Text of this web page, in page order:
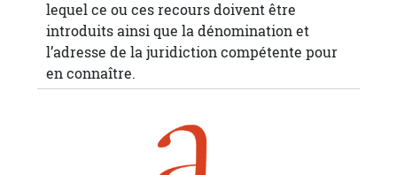
lequel ce ou ces recours doivent être
introduits ainsi que la dénomination et
l’adresse de la juridiction compétente pour
en connaître.